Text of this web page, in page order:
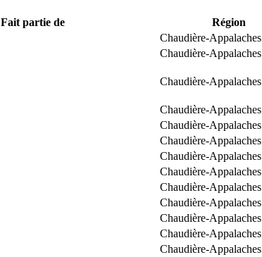
Fait partie de Région
Chaudière-Appalaches
Chaudière-Appalaches
Chaudière-Appalaches
Chaudière-Appalaches
Chaudière-Appalaches
Chaudière-Appalaches
Chaudière-Appalaches
Chaudière-Appalaches
Chaudière-Appalaches
Chaudière-Appalaches
Chaudière-Appalaches
Chaudière-Appalaches
Chaudière-Appalaches